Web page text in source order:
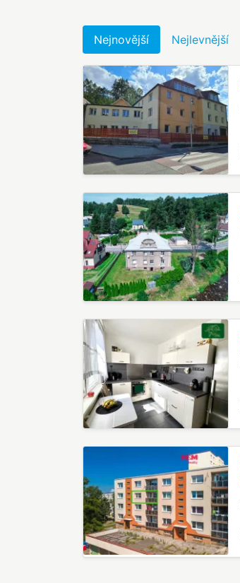
Nejnovější Nejlevnější